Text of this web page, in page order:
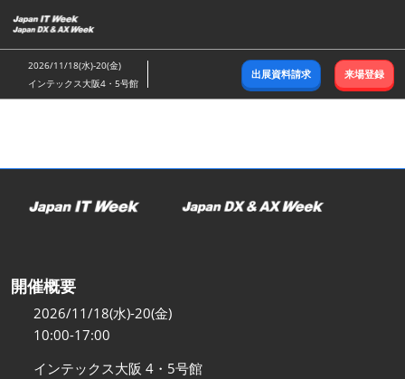
キ
ッ
し
む
2026/11/18(水)-20(金)
インテックス大阪4・5号館
出展資料請求 来場登録
開催概要
2026/11/18(水)-20(金)
10:00-17:00
インテックス大阪 4・5号館